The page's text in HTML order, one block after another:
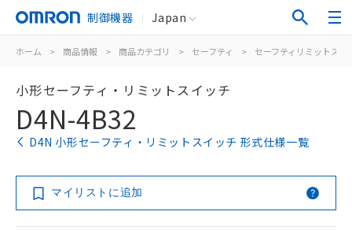
制御機器 Japan
ホーム > 商品情報 > 商品カテゴリ > セーフティ > セーフティリミットスイ
小形セーフティ・リミットスイッチ
D4N-4B32
D4N 小形セーフティ・リミットスイッチ 形式仕様一覧
マイリストに追加